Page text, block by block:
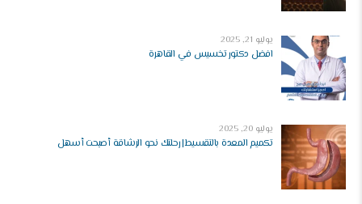
يوليو 21, 2025
افضل دكتور تخسيس في القاهرة
يوليو 20, 2025
تكميم المعدة بالتقسيط| رحلتك نحو الرشاقة أصبحت أسهل